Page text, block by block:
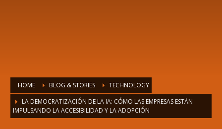
HOME BLOG & STORIES
TECHNOLOGY
LA DEMOCRATIZACIÓN DE LA IA: CÓMO LAS EMPRESAS ESTÁN
IMPULSANDO LA ACCESIBILIDAD Y LA ADOPCIÓN